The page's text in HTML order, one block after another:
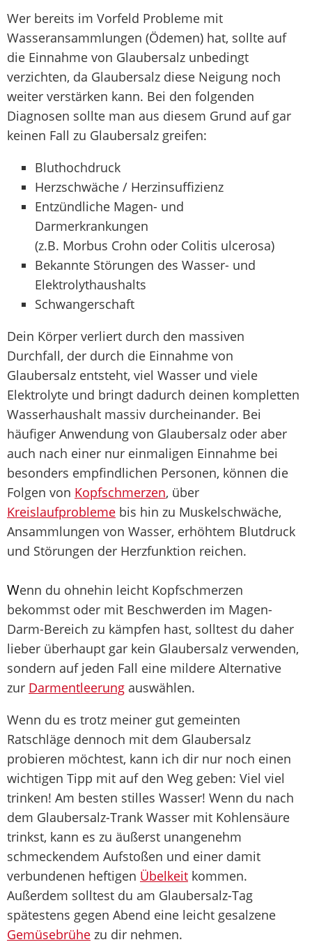
Wer bereits im Vorfeld Probleme mit
Wasseransammlungen (Ödemen) hat, sollte auf
die Einnahme von Glaubersalz unbedingt
verzichten, da Glaubersalz diese Neigung noch
weiter verstärken kann. Bei den folgenden
Diagnosen sollte man aus diesem Grund auf gar
keinen Fall zu Glaubersalz greifen:
Bluthochdruck
Herzschwäche / Herzinsuffizienz
Entzündliche Magen- und
Darmerkrankungen
(z.B. Morbus Crohn oder Colitis ulcerosa)
Bekannte Störungen des Wasser- und
Elektrolythaushalts
Schwangerschaft
Dein Körper verliert durch den massiven
Durchfall, der durch die Einnahme von
Glaubersalz entsteht, viel Wasser und viele
Elektrolyte und bringt dadurch deinen kompletten
Wasserhaushalt massiv durcheinander. Bei
häufiger Anwendung von Glaubersalz oder aber
auch nach einer nur einmaligen Einnahme bei
besonders empfindlichen Personen, können die
Folgen von Kopfschmerzen, über
Kreislaufprobleme bis hin zu Muskelschwäche,
Ansammlungen von Wasser, erhöhtem Blutdruck
und Störungen der Herzfunktion reichen.
Wenn du ohnehin leicht Kopfschmerzen
bekommst oder mit Beschwerden im Magen-
Darm-Bereich zu kämpfen hast, solltest du daher
lieber überhaupt gar kein Glaubersalz verwenden,
sondern auf jeden Fall eine mildere Alternative
zur Darmentleerung auswählen.
Wenn du es trotz meiner gut gemeinten
Ratschläge dennoch mit dem Glaubersalz
probieren möchtest, kann ich dir nur noch einen
wichtigen Tipp mit auf den Weg geben: Viel viel
trinken! Am besten stilles Wasser! Wenn du nach
dem Glaubersalz-Trank Wasser mit Kohlensäure
trinkst, kann es zu äußerst unangenehm
schmeckendem Aufstoßen und einer damit
verbundenen heftigen Übelkeit kommen.
Außerdem solltest du am Glaubersalz-Tag
spätestens gegen Abend eine leicht gesalzene
Gemüsebrühe zu dir nehmen.